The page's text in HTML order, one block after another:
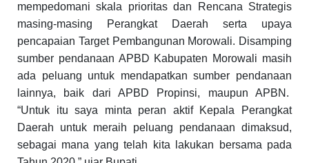
mempedomani skala prioritas dan Rencana Strategis
masing-masing Perangkat Daerah serta upaya
pencapaian Target Pembangunan Morowali. Disamping
sumber pendanaan APBD Kabupaten Morowali masih
ada peluang untuk mendapatkan sumber pendanaan
lainnya, baik dari APBD Propinsi, maupun APBN.
“Untuk itu saya minta peran aktif Kepala Perangkat
Daerah untuk meraih peluang pendanaan dimaksud,
sebagai mana yang telah kita lakukan bersama pada